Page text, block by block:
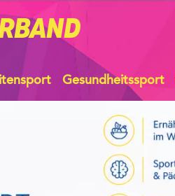
Gesundheitssport